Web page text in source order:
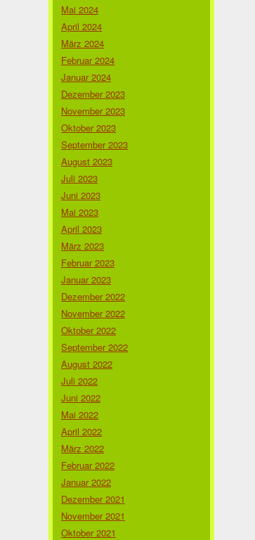
Mai 2024
April 2024
März 2024
Februar 2024
Januar 2024
Dezember 2023
November 2023
Oktober 2023
September 2023
August 2023
Juli 2023
Juni 2023
Mai 2023
April 2023
März 2023
Februar 2023
Januar 2023
Dezember 2022
November 2022
Oktober 2022
September 2022
August 2022
Juli 2022
Juni 2022
Mai 2022
April 2022
März 2022
Februar 2022
Januar 2022
Dezember 2021
November 2021
Oktober 2021